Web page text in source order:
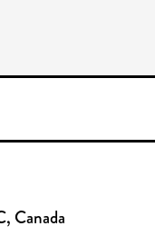
Canada